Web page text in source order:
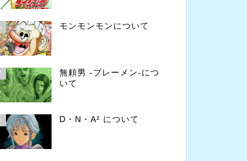
モンモンモンについて
無頼男 -ブレーメン-につ
いて
D・N・A² について